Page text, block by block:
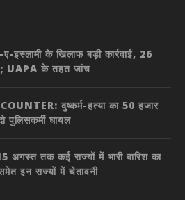
इस्लामी के खिलाफ बड़ी कार्रवाई, 26
UAPA के तहत जांच
दुष्कर्म-हत्या का 50 हजार
पुलिसकर्मी घायल
तक कई राज्यों में भारी बारिश का
इन राज्यों में चेतावनी